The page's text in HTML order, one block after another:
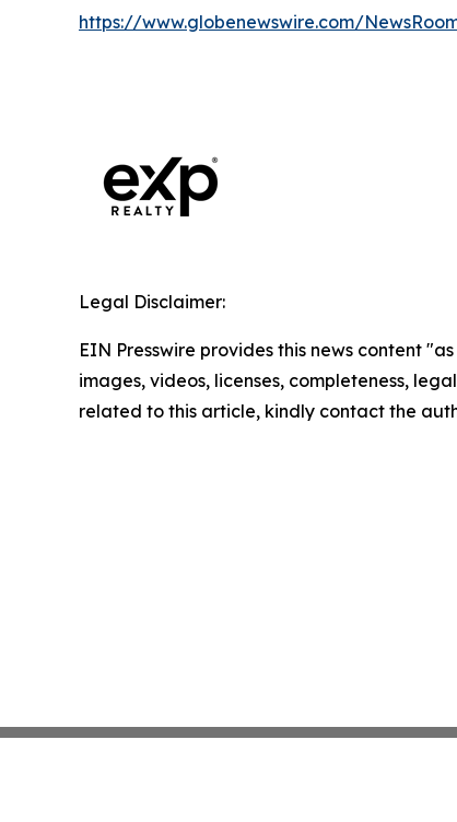
https://www.globenewswire.com/
Legal Disclaimer:
EIN Presswire provides this news content
images, videos, licenses, completeness,
related to this article, kindly contact the